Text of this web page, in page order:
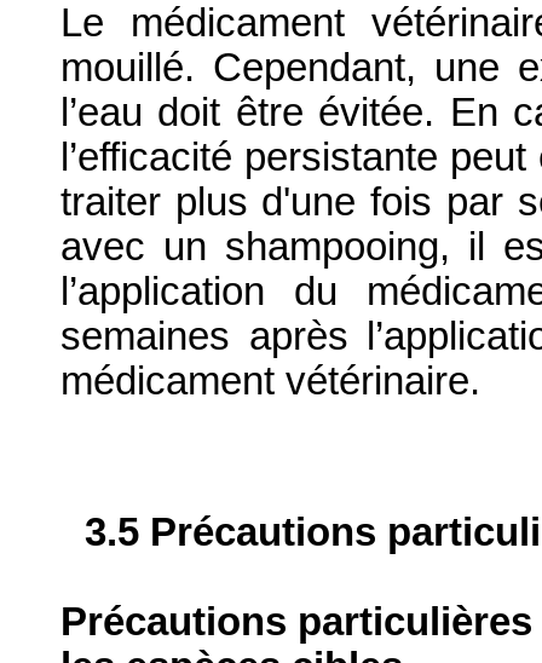
Le médicament
mouillé. Cependant, une
l’eau doit être évitée. En
l’efficacité persistante
traiter plus d'une fois par
avec un shampooing, il
l’application du
semaines après
médicament vétérinaire.
3.5 Précautions
Précautions